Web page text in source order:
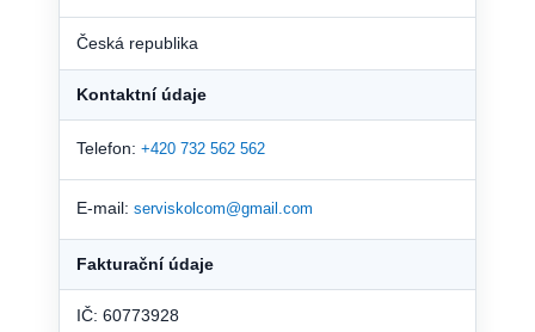
Česká republika
Kontaktní údaje
Telefon: +420 732 562 562
E-mail: serviskolcom@gmail.com
Fakturační údaje
IČ: 60773928